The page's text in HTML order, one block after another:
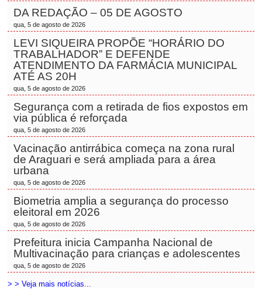
DA REDAÇÃO – 05 DE AGOSTO
qua, 5 de agosto de 2026
LEVI SIQUEIRA PROPÕE “HORÁRIO DO
TRABALHADOR” E DEFENDE
ATENDIMENTO DA FARMÁCIA MUNICIPAL
ATÉ AS 20H
qua, 5 de agosto de 2026
Segurança com a retirada de fios expostos em
via pública é reforçada
qua, 5 de agosto de 2026
Vacinação antirrábica começa na zona rural
de Araguari e será ampliada para a área
urbana
qua, 5 de agosto de 2026
Biometria amplia a segurança do processo
eleitoral em 2026
qua, 5 de agosto de 2026
Prefeitura inicia Campanha Nacional de
Multivacinação para crianças e adolescentes
qua, 5 de agosto de 2026
> > Veja mais notícias...